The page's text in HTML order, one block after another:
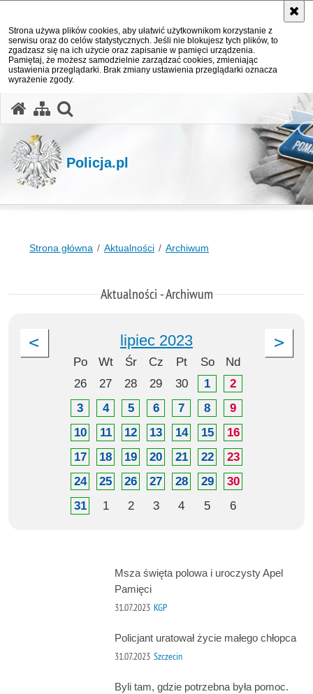
Strona używa plików cookies, aby ułatwić użytkownikom korzystanie z
serwisu oraz do celów statystycznych. Jeśli nie blokujesz tych plików, to
zgadzasz się na ich użycie oraz zapisanie w pamięci urządzenia.
Pamiętaj, że możesz samodzielnie zarządzać cookies, zmieniając
ustawienia przeglądarki. Brak zmiany ustawienia przeglądarki oznacza
wyrażenie zgody.
Policja.pl
Strona główna Aktualności Archiwum
Aktualności - Archiwum
lipiec 2023
Po Wt Śr Cz Pt So
Nd
26
27 28 29 30 1
2
3
4 5 6 7 8
9
10
11 12 13 14 15
16
17
18 19 20 21 22
23
24
25 26 27 28 29
30
31
1 2 3 4 5 6
Msza święta polowa i uroczysty Apel
Pamięci
31.07.2023 KGP
Policjant uratował życie małego chłopca
31.07.2023 Szczecin
Byli tam, gdzie potrzebna była pomoc.